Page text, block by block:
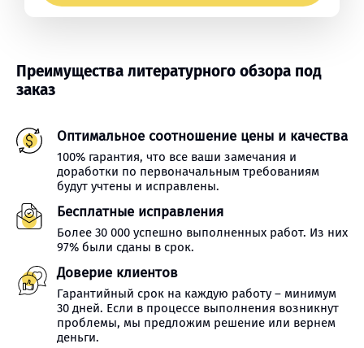
Преимущества литературного обзора под
заказ
Оптимальное соотношение цены и качества
100% гарантия, что все ваши замечания и
доработки по первоначальным требованиям
будут учтены и исправлены.
Бесплатные исправления
Более 30 000 успешно выполненных работ. Из них
97% были сданы в срок.
Доверие клиентов
Гарантийный срок на каждую работу – минимум
30 дней. Если в процессе выполнения возникнут
проблемы, мы предложим решение или вернем
деньги.